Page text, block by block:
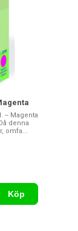
-- Magenta
denna
omfa...
Köp